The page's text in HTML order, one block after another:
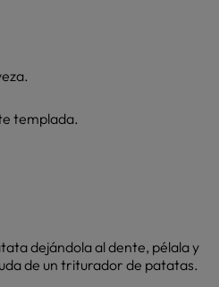
templada.
dejándola al dente, pélala y
de un triturador de patatas.